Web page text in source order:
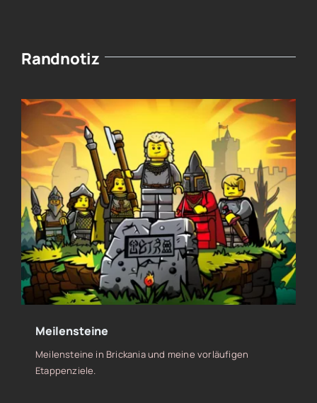
Randnotiz
Meilensteine
Meilensteine in Brickania und meine vorläufigen
Etappenziele.